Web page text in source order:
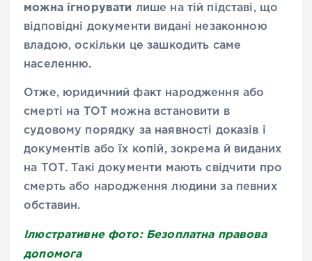
можна ігнорувати лише на тій підставі, що
відповідні документи видані незаконною
владою, оскільки це зашкодить саме
населенню.
Отже, юридичний факт народження або
смерті на ТОТ можна встановити в
судовому порядку за наявності доказів і
документів або їх копій, зокрема й виданих
на ТОТ. Такі документи мають свідчити про
смерть або народження людини за певних
обставин.
Ілюстративне фото: Безоплатна правова
допомога